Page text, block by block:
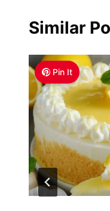
Similar
Pin It